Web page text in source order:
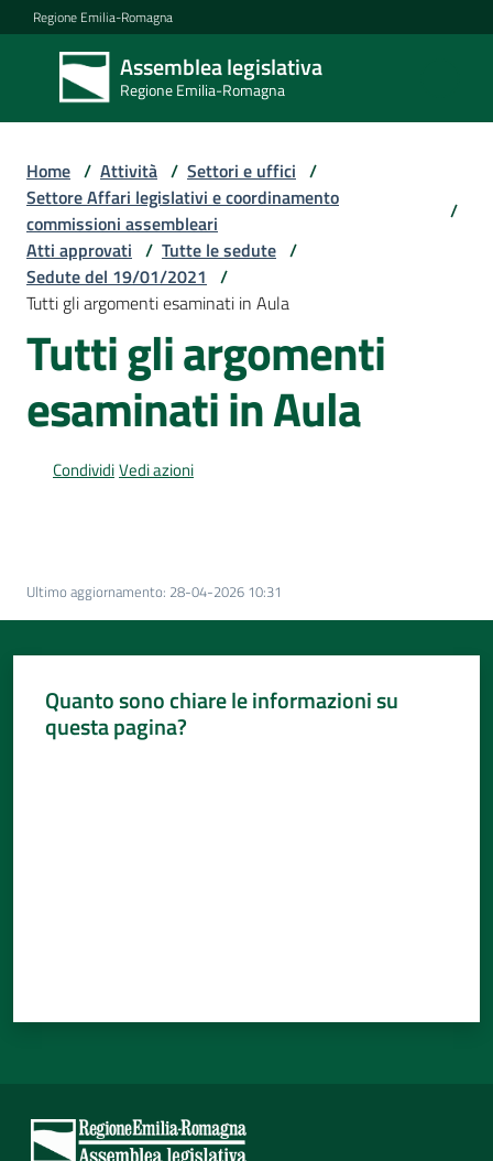
Vai al contenuto
Vai alla navigazione
Vai al footer
Regione Emilia-Romagna
Assemblea legislativa
Regione Emilia-Romagna
Assemblea
legislativa
Regione Emilia-
Assemblea
Attività
Argomenti
cittadini
Home / Attività / Settori e uffici /
Settore Affari legislativi e coordinamento
commissioni assembleari
/
Atti approvati / Tutte le sedute /
Sedute del 19/01/2021 /
Tutti gli argomenti esaminati in Aula
Tutti gli argomenti
esaminati in Aula
CondividiVedi azioni
Ultimo aggiornamento: 28-04-2026 10:31
Quanto sono chiare le informazioni su
questa pagina?